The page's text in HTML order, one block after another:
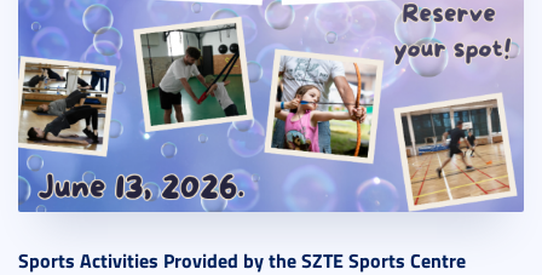
Sports Activities Provided by the SZTE Sports Centre